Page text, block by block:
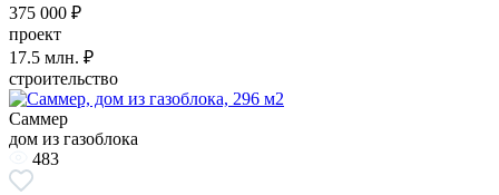
375 000 ₽
проект
17.5 млн. ₽
строительство
Саммер
дом из газоблока
483